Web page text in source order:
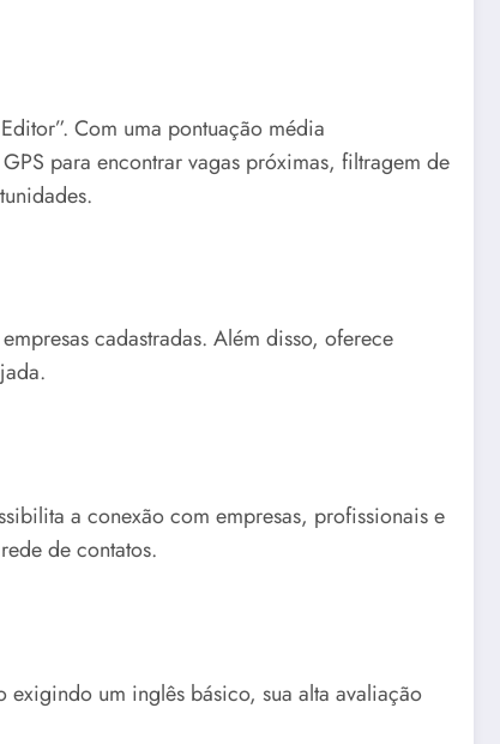
Com uma pontuação média
para encontrar vagas próximas, filtragem de
cadastradas. Além disso, oferece
a conexão com empresas, profissionais e
de contatos.
um inglês básico, sua alta avaliação